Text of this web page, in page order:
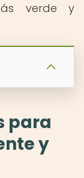
verde y
para
y